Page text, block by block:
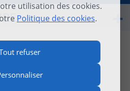
utilisation des cookies.
Politique des cookies.
refuser
LENS